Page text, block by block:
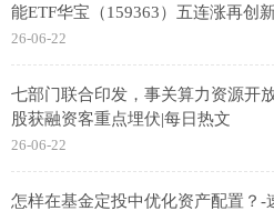
能ETF华宝（159363）五连涨再创
26-06-22
七部门联合印发，事关算力资源开
股获融资客重点埋伏|每日热文
26-06-22
怎样在基金定投中优化资产配置？-